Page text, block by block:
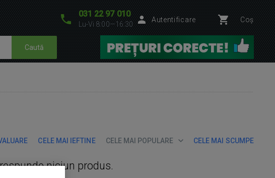
031 22 97 010
Lu-Vi 8:00—16:30
Autentificare Coș
Caută
CELE MAI IEFTINE CELE MAI POPULARE CELE MAI SCUMPE
niciun produs.